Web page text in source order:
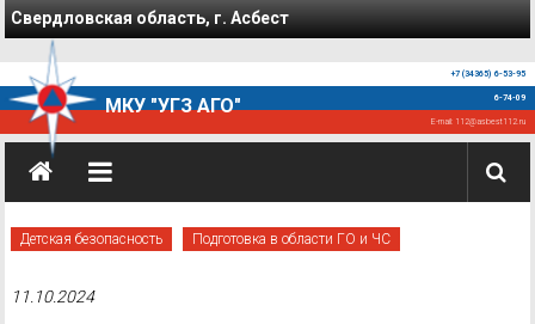
Перейти к содержимому
Свердловская область, г. Асбест
+7 (34365) 6-53-95
6-74-09
E-mail: 112@asbest112.ru
МКУ "УГЗ АГО"
Детская безопасность Подготовка в области ГО и ЧС
11.10.2024